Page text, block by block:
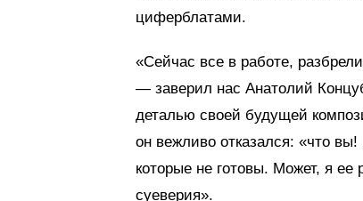
циферблатами.
«Сейчас все в работе,
— заверил нас Анатолий
деталью своей будущей
он вежливо отказался: «что
которые не готовы. Может, я ее
суеверия».